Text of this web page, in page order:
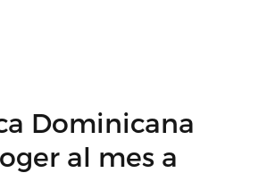
Dominicana
al mes a